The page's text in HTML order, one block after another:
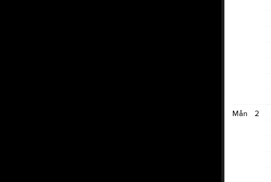
2
Mån